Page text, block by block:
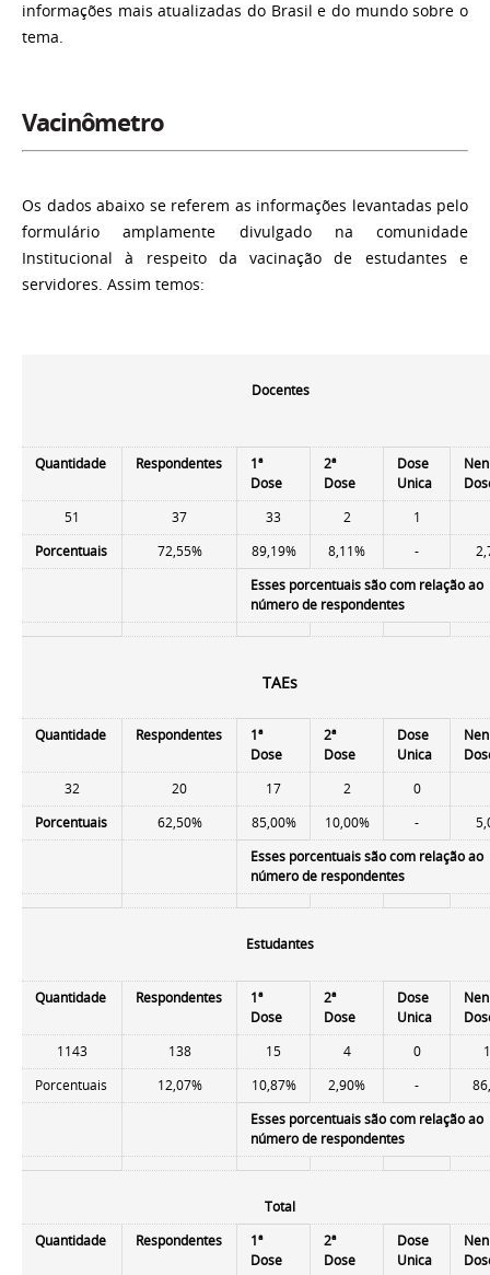
informações mais atualizadas do Brasil e do mundo sobre o
tema.
Vacinômetro
Os dados abaixo se referem as informações levantadas pelo
formulário amplamente divulgado na comunidade
Institucional à respeito da vacinação de estudantes e
servidores. Assim temos:
Docentes
Quantidade Respondentes
1ª
Dose
2ª
Dose
Dose
Unica
51
37 33 2
1
Porcentuais
72,55% 89,19% 8,11% -
Esses porcentuais são com relação ao
número de respondentes
TAEs
Quantidade Respondentes
1ª
Dose
2ª
Dose
Dose
Unica
32
20 17 2
0
Porcentuais
62,50% 85,00% 10,00% -
Esses porcentuais são com relação ao
número de respondentes
Estudantes
Quantidade Respondentes
1ª
Dose
2ª
Dose
Dose
Unica
1143
138 15 4 0
Porcentuais
12,07% 10,87% 2,90% -
Esses porcentuais são com relação ao
número de respondentes
Total
Quantidade
Respondentes
1ª
Dose
2ª
Dose
Dose
Unica